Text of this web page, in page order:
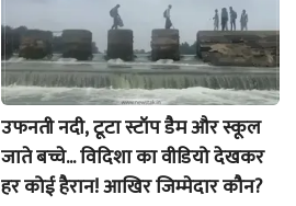
उफनती नदी, टूटा स्टॉप डैम और स्कूल
जाते बच्चे... विदिशा का वीडियो देखकर
हर कोई हैरान! आखिर जिम्मेदार कौन?